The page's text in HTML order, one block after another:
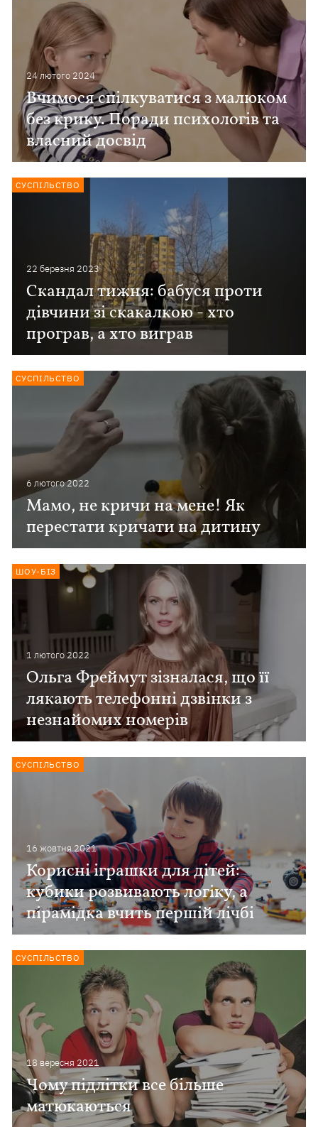
24 лютого 2024
Вчимося спілкуватися з малюком
без крику. Поради психологів та
власний досвід
22 березня 2023
Скандал тижня: бабуся проти
дівчини зі скакалкою - хто
програв, а хто виграв
СУСПІЛЬСТВО
6 лютого 2022
Мамо, не кричи на мене! Як
перестати кричати на дитину
СУСПІЛЬСТВО
1 лютого 2022
Ольга Фреймут зізналася, що її
лякають телефонні дзвінки з
незнайомих номерів
ШОУ-БІЗ
16 жовтня 2021
Корисні іграшки для дітей:
кубики розвивають логіку, а
пірамідка вчить першій лічбі
СУСПІЛЬСТВО
18 вересня 2021
Чому підлітки все більше
матюкаються
СУСПІЛЬСТВО